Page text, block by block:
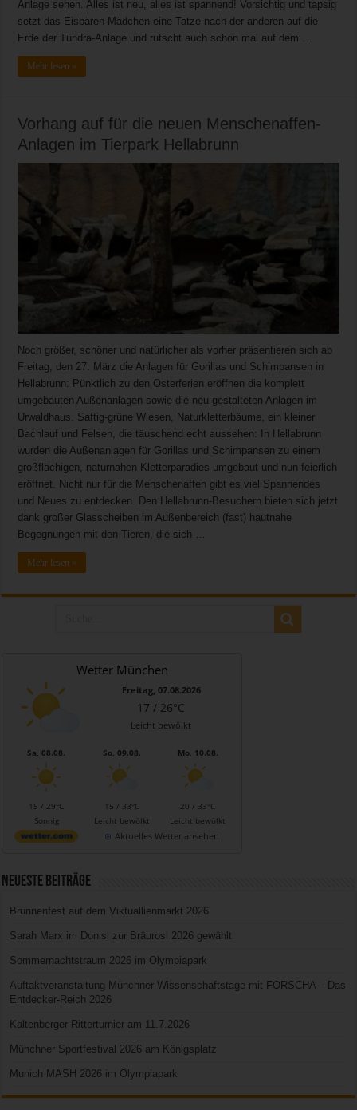
Anlage sehen. Alles ist neu, alles ist spannend! Vorsichtig und tapsig
setzt das Eisbären-Mädchen eine Tatze nach der anderen auf die
Erde der Tundra-Anlage und rutscht auch schon mal auf dem …
Mehr lesen »
Vorhang auf für die neuen Menschenaffen-
Anlagen im Tierpark Hellabrunn
Noch größer, schöner und natürlicher als vorher präsentieren sich ab
Freitag, den 27. März die Anlagen für Gorillas und Schimpansen in
Hellabrunn: Pünktlich zu den Osterferien eröffnen die komplett
umgebauten Außenanlagen sowie die neu gestalteten Anlagen im
Urwaldhaus. Saftig-grüne Wiesen, Naturkletterbäume, ein kleiner
Bachlauf und Felsen, die täuschend echt aussehen: In Hellabrunn
wurden die Außenanlagen für Gorillas und Schimpansen zu einem
großflächigen, naturnahen Kletterparadies umgebaut und nun feierlich
eröffnet. Nicht nur für die Menschenaffen gibt es viel Spannendes
und Neues zu entdecken. Den Hellabrunn-Besuchern bieten sich jetzt
dank großer Glasscheiben im Außenbereich (fast) hautnahe
Begegnungen mit den Tieren, die sich …
Mehr lesen »
Wetter München
Freitag, 07.08.2026
17 / 26°C
Leicht bewölkt
Sa, 08.08.
15 / 29°C
Sonnig
So, 09.08.
15 / 33°C
Leicht bewölkt
Mo, 10.08.
20 / 33°C
Leicht bewölkt
Aktuelles Wetter ansehen
Neueste Beiträge
Brunnenfest auf dem Viktuallienmarkt 2026
Sarah Marx im Donisl zur Bräurosl 2026 gewählt
Sommernachtstraum 2026 im Olympiapark
Auftaktveranstaltung Münchner Wissenschaftstage mit FORSCHA – Das
Entdecker-Reich 2026
Kaltenberger Ritterturnier am 11.7.2026
Münchner Sportfestival 2026 am Königsplatz
Munich MASH 2026 im Olympiapark